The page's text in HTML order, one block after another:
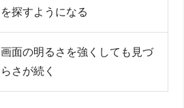
を探すようになる
画面の明るさを強くしても見づ
らさが続く